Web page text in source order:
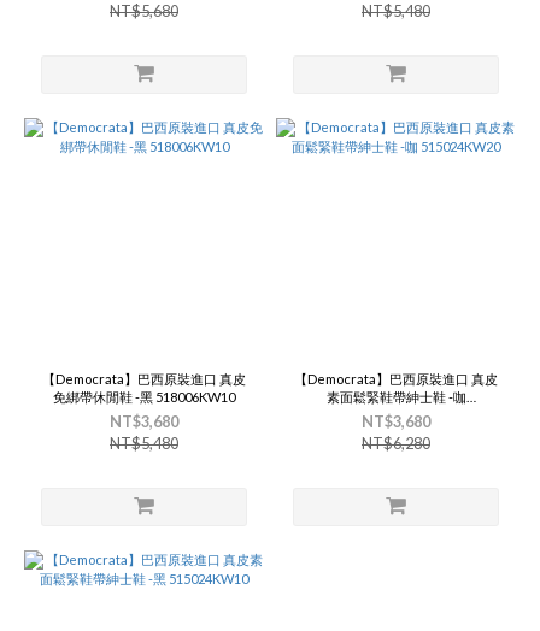
NT$5,680
NT$5,480
【Democrata】巴西原裝進口 真皮
免綁帶休閒鞋 -黑 518006KW10
NT$3,680
NT$5,480
【Democrata】巴西原裝進口 真皮
素面鬆緊鞋帶紳士鞋 -咖
515024KW20
NT$3,680
NT$6,280